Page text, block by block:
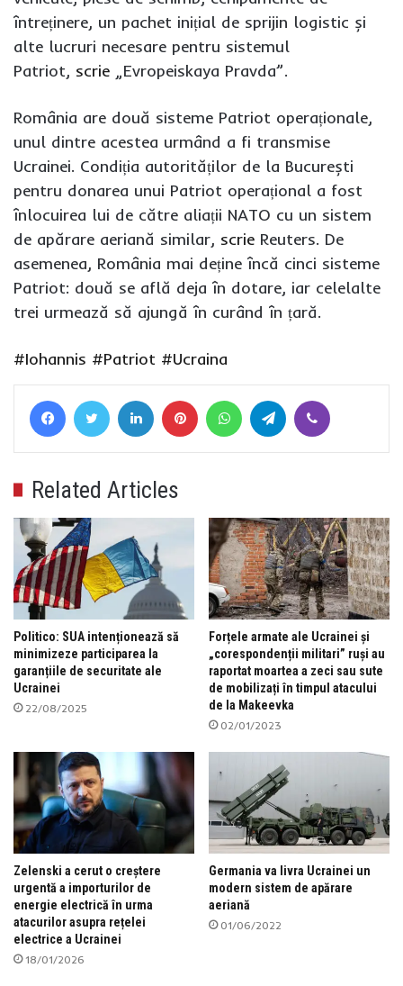
întreținere, un pachet inițial de sprijin logistic și
alte lucruri necesare pentru sistemul
Patriot, scrie „Evropeiskaya Pravda”.
România are două sisteme Patriot operaționale,
unul dintre acestea urmând a fi transmise
Ucrainei. Condiția autorităților de la București
pentru donarea unui Patriot operațional a fost
înlocuirea lui de către aliații NATO cu un sistem
de apărare aeriană similar, scrie Reuters. De
asemenea, România mai deține încă cinci sisteme
Patriot: două se află deja în dotare, iar celelalte
trei urmează să ajungă în curând în țară.
#Iohannis #Patriot #Ucraina
FacebookTwitter LinkedIn Pinterest WhatsAppTelegram
Related Articles
Politico: SUA intenționează să
minimizeze participarea la
garanțiile de securitate ale
Ucrainei
22/08/2025
Forțele armate ale Ucrainei și
„corespondenții militari” ruși au
raportat moartea a zeci sau sute
de mobilizați în timpul atacului
de la Makeevka
02/01/2023
Zelenski a cerut o creștere
urgentă a importurilor de
energie electrică în urma
atacurilor asupra rețelei
electrice a Ucrainei
18/01/2026
Germania va livra Ucrainei un
modern sistem de apărare
aeriană
01/06/2022